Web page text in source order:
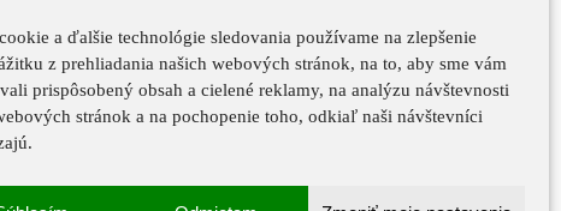
a ďalšie technológie sledovania používame na zlepšenie
z prehliadania našich webových stránok, na to, aby sme vám
prispôsobený obsah a cielené reklamy, na analýzu návštevnosti
stránok a na pochopenie toho, odkiaľ naši návštevníci
Ochrana osobných údajov